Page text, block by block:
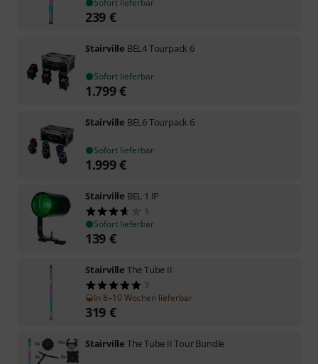
239 €
Stairville BEL4 Tourpack 6
Sofort lieferbar
1.799€
Stairville BEL6 Tourpack 6
Sofort lieferbar
1.999€
Stairville BEL 1 IP
5
Sofort lieferbar
139 €
Stairville The Tube II
7
In 8–10 Wochen lieferbar
319 €
Stairville The Tube II Tour Bundle